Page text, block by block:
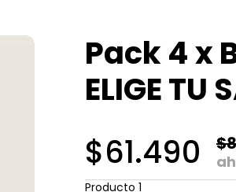
Pack 4 x
ELIGE TU
$61.490
Producto 1